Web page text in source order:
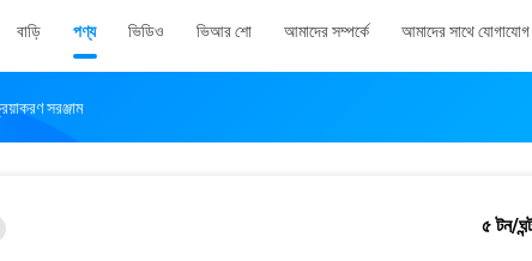
বাড়ি পণ্য ভিডিও ভিআর শো আমাদের সম্পর্কে আমাদের সাথে যোগাযোগ
সরঞ্জাম
৫ টন/